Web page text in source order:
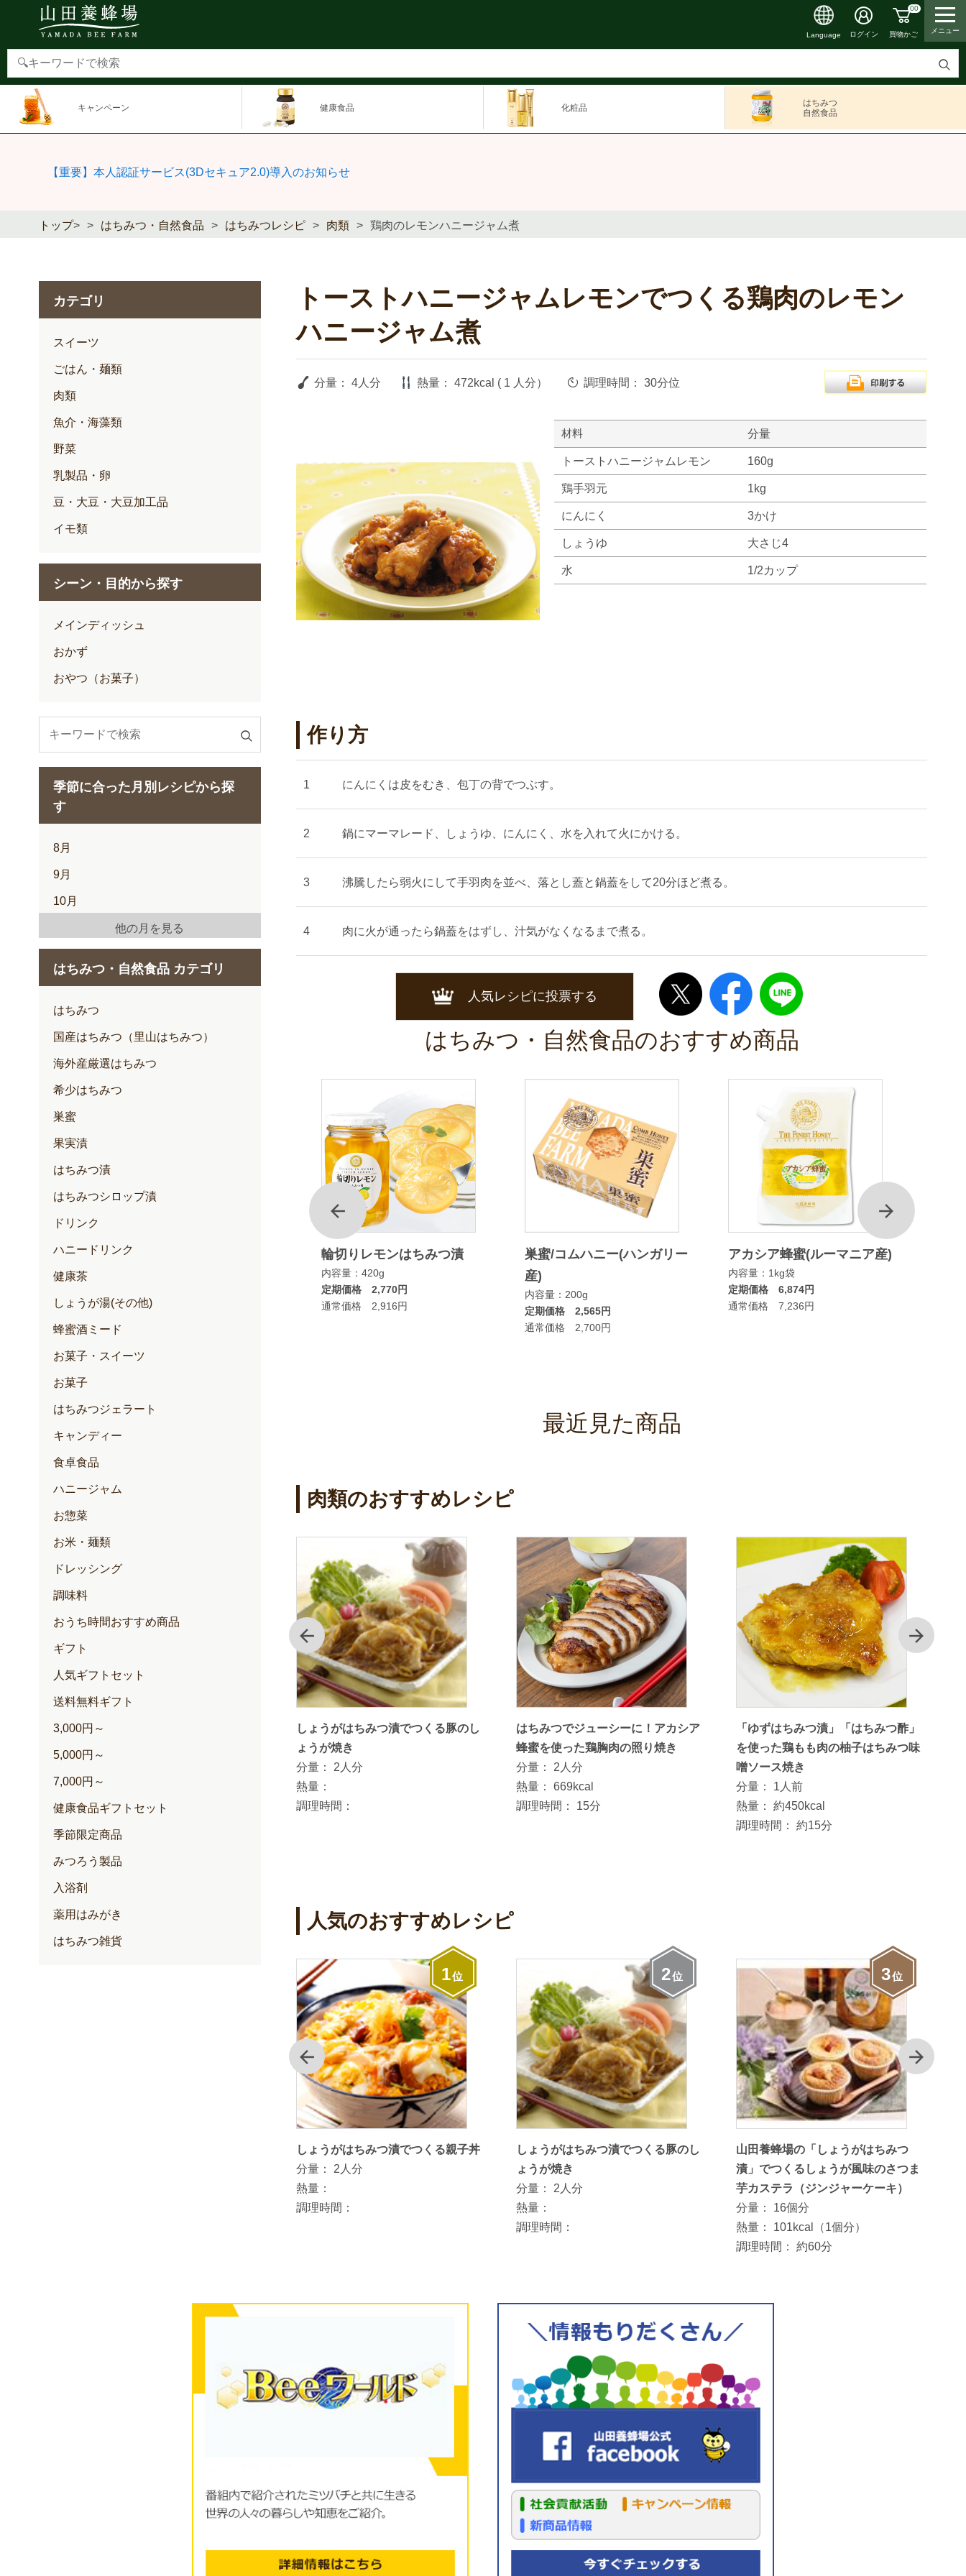
検
Language ログイン
00
買物かご メニュー
キャンペーン 健康食品 化粧品
はちみつ
自然食品
【重要】本人認証サービス(3Dセキュア2.0)導入のお知らせ
トップ> はちみつ・自然食品 はちみつレシピ 肉類 鶏肉のレモンハニージャム煮
トーストハニージャムレモンでつくる鶏肉のレモン
ハニージャム煮
分量： 4人分 熱量： 472kcal ( 1 人分） 調理時間： 30分位
材料 分量
トーストハニージャムレモン 160g
鶏手羽元 1kg
にんにく 3かけ
しょうゆ 大さじ4
水 1/2カップ
作り方
にんにくは皮をむき、包丁の背でつぶす。
鍋にマーマレード、しょうゆ、にんにく、水を入れて火にかける。
沸騰したら弱火にして手羽肉を並べ、落とし蓋と鍋蓋をして20分ほど煮る。
肉に火が通ったら鍋蓋をはずし、汁気がなくなるまで煮る。
人気レシピに投票する
はちみつ・自然食品のおすすめ商品
前
100+(クリー ゆずハニードリンク
通常価格 2,376円
輪切りレモンはちみつ漬
内容量：420g
定期価格 2,770円
通常価格 2,916円
巣蜜/コムハニー(ハンガリー
産)
内容量：200g
定期価格 2,565円
通常価格 2,700円
アカシア蜂蜜(ルーマニア産)
内容量：1kg袋
定期価格 6,874円
通常価格 7,236円
次
最近見た商品
肉類のおすすめレシピ
前
「蜂蜜みそ旨にんにく」を使った 中
華風にんにくたれ
熱量：
調理時間：
しょうがはちみつ漬でつくる豚のし
ょうが焼き
分量：
2人分
熱量：
調理時間：
はちみつでジューシーに！アカシア
蜂蜜を使った鶏胸肉の照り焼き
分量：
2人分
熱量：
669kcal
調理時間：
15分
「ゆずはちみつ漬」「はちみつ酢」
を使った鶏もも肉の柚子はちみつ味
噌ソース焼き
分量：
1人前
熱量：
約450kcal
調理時間：
約15分
次
人気のおすすめレシピ
前
1位
しょうがはちみつ漬でつくる親子丼
分量：
2人分
熱量：
調理時間：
2位
しょうがはちみつ漬でつくる豚のし
ょうが焼き
分量：
2人分
熱量：
調理時間：
3位
山田養蜂場の「しょうがはちみつ
漬」でつくるしょうが風味のさつま
芋カステラ（ジンジャーケーキ）
分量：
16個分
熱量：
101kcal（1個分）
調理時間：
約60分
次
カテゴリ
スイーツ
ごはん・麺類
肉類
魚介・海藻類
野菜
乳製品・卵
豆・大豆・大豆加工品
イモ類
シーン・目的から探す
メインディッシュ
おかず
おやつ（お菓子）
索
季節に合った月別レシピから探
す
8月
9月
10月
2月
3月
4月
5月
6月
7月
他の月を見る
はちみつ・自然食品 カテゴリ
はちみつ
国産はちみつ（里山はちみつ）
海外産厳選はちみつ
希少はちみつ
巣蜜
果実漬
はちみつ漬
はちみつシロップ漬
ドリンク
ハニードリンク
健康茶
しょうが湯(その他)
蜂蜜酒ミード
お菓子・スイーツ
お菓子
はちみつジェラート
キャンディー
食卓食品
ハニージャム
お惣菜
お米・麺類
ドレッシング
調味料
おうち時間おすすめ商品
ギフト
人気ギフトセット
送料無料ギフト
3,000円～
5,000円～
7,000円～
健康食品ギフトセット
季節限定商品
みつろう製品
入浴剤
薬用はみがき
はちみつ雑貨